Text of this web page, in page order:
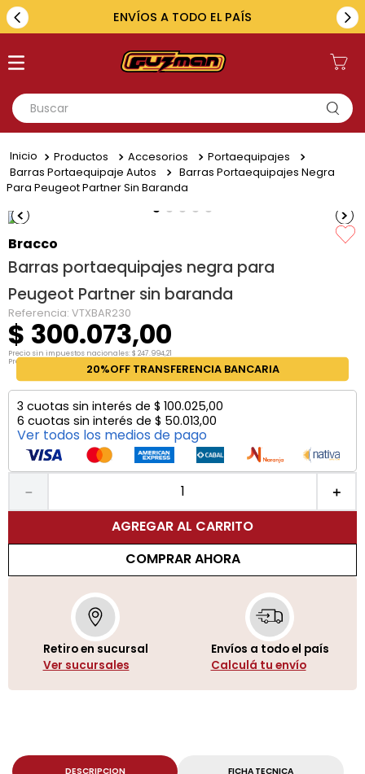
ENVÍOS A TODO EL PAÍS
Buscar
1.
toyota
renault
3.
Productos Accesorios
Portaequipajes
Barras Portaequipaje Autos
Barras Portaequipajes Negra
Para Peugeot Partner Sin Baranda
Bracco
Barras portaequipajes negra para
Peugeot Partner sin baranda
Referencia: VTXBAR230
$ 300.073,00
Precio sin impuestos nacionales:$ 247.994,21
Precio por unidad:
20%OFF TRANSFERENCIA BANCARIA
3 cuotas sin interés de $ 100.025,00
6 cuotas sin interés de $ 50.013,00
Ver todos los medios de pago
＋
－
AGREGAR AL CARRITO
COMPRAR AHORA
Retiro en sucursal
Ver sucursales
Envíos a todo el país
Calculá tu envío
DESCRIPCION FICHA TECNICA